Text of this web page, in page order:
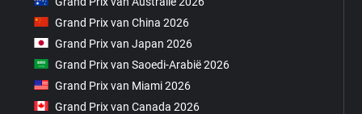
Grand Prix van China 2026
Grand Prix van Japan 2026
Grand Prix van Saoedi-Arabië 2026
Grand Prix van Miami 2026
Grand Prix van Canada 2026